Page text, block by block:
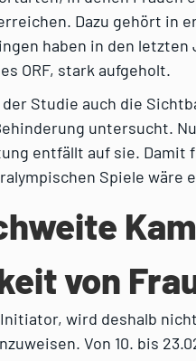
Dazu gehört in
haben in den
ORF, stark aufgeholt.
Studie auch die
untersucht.
entfällt auf sie. Damit
Spiele wäre
von
Initiator, wird deshalb
Von 10. bis